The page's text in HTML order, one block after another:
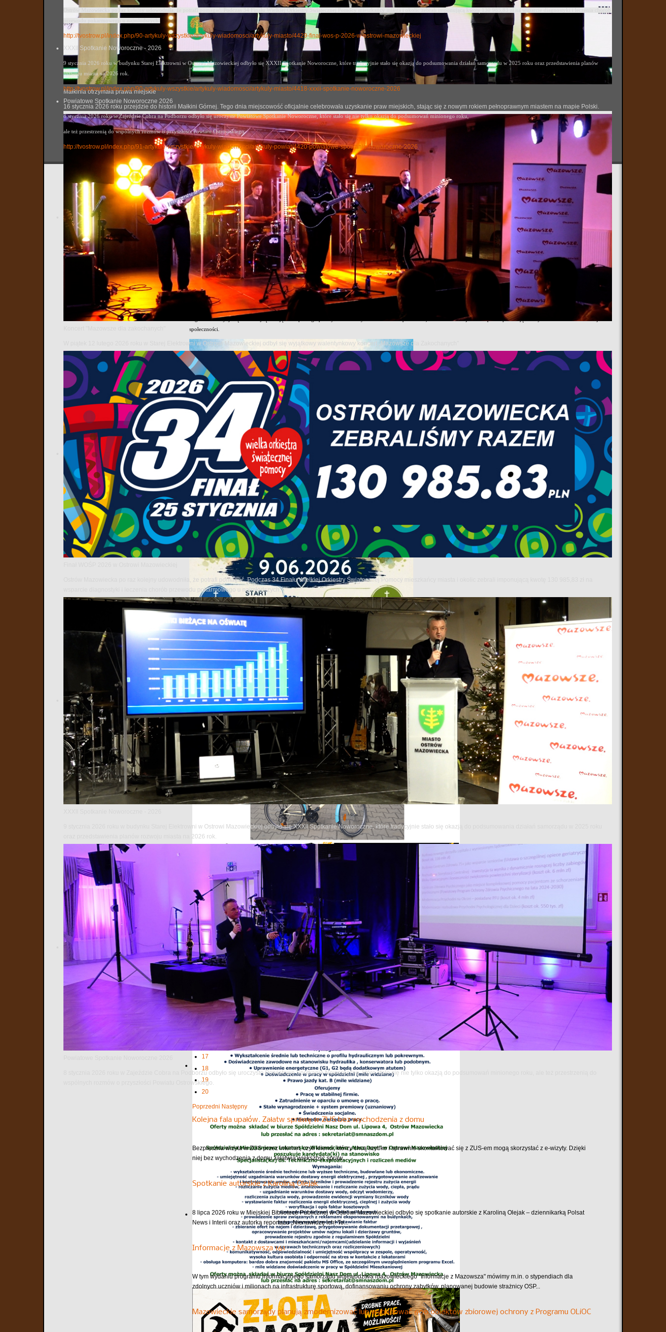
Małkinia otrzymała prawa miejskie
16 stycznia 2026 roku przejdzie do historii Małkini Górnej. Tego dnia miejscowość oficjalnie celebrowała uzyskanie praw miejskich, stając się z nowym rokiem pełnoprawnym miastem na mapie Polski.
W piątek 12 lutego 2026 roku w Starej Elektrowni w Ostrowi Mazowieckiej odbył się wyjątkowy walentynkowy koncert „Mazowsze dla Zakochanych”
Ostrów Mazowiecka po raz kolejny udowodniła, że potrafi pomagać. Podczas 34 Finału Wielkiej Orkiestry Świątecznej Pomocy mieszkańcy miasta i okolic zebrali imponującą kwotę 130 985,83 zł na
wsparcie diagnostyki i leczenia chorób przewodu pokarmowego u najmłodszych.
9 stycznia 2026 roku w budynku Starej Elektrowni w Ostrowi Mazowieckiej odbyło się XXXII Spotkanie Noworoczne, które tradycyjnie stało się okazją do podsumowania działań samorządu w 2025 roku
oraz przedstawienia planów rozwoju miasta na 2026 rok.
8 stycznia 2026 roku w Zajeździe Cobra na Podborzu odbyło się uroczyste Powiatowe Spotkanie Noworoczne, które stało się nie tylko okazją do podsumowań minionego roku, ale też przestrzenią do
wspólnych rozmów o przyszłości Powiatu Ostrowskiego.
http://tvostrow.pl/index.php/90-artykuly-wszystkie/artykuly-wiadomosci/artykuly-miasto/4429-final-wos-p-2026-w-ostrowi-mazowieckiej
XXXII Spotkanie Noworoczne - 2026
9 stycznia 2026 roku w budynku Starej Elektrowni w Ostrowi Mazowieckiej odbyło się XXXII Spotkanie Noworoczne, które tradycyjnie stało się okazjądo podsumowania działań samorządu w 2025 roku oraz przedstawienia planów
rozwoju miasta na 2026 rok.
http://tvostrow.pl/index.php/90-artykuly-wszystkie/artykuly-wiadomosci/artykuly-miasto/4418-xxxii-spotkanie-noworoczne-2026
Powiatowe Spotkanie Noworoczne 2026
8 stycznia 2026 roku w Zajeździe Cobra na Podborzu odbyło się uroczyste Powiatowe Spotkanie Noworoczne, które stało się nie tylko okazją do podsumowań minionego roku,
ale też przestrzenią do wspólnych rozmów o przyszłości Powiatu Ostrowskiego.
http://tvostrow.pl/index.php/91-artykuly-wszystkie/artykuly-wiadomosci/artykuly-powiat/4420-powiatowe-spotkanie-noworoczne-2026
Ostrowski Marsz dla Życia i Rodziny 2026 już 9 czerwca
tvostrow
Utworzono: 08 czerwiec 2026
Pod hasłem „Idziemy razem, bo życie jest darem!” 9 czerwca 2026 roku w Ostrowi Mazowieckiej odbędzie się Ostrowski Marsz dla Życia i Rodziny. Wydarzenie ma na celu
promocję wartości rodzinnych, szacunku dla życia oraz integrację mieszkańców miasta i okolic.
Marsz rozpocznie się o godzinie 18:00 przy kościele Chrystusa Dobrego Pasterza. Następnie uczestnicy przejdą ulicami miasta do kościoła Opatrzności Bożej, gdzie zakończy się
wspólne wydarzenie. Organizatorzy zachęcają do udziału całe rodziny, młodzież, seniorów oraz wszystkich mieszkańców, którzy chcą zamanifestować przywiązanie do wartości
życia i rodziny.
Marsz dla Życia i Rodziny od lat stanowi okazję do wspólnego spotkania, rozmowy i budowania więzi społecznych. Wydarzenie ma charakter otwarty i pokojowy, a jego uczestnicy
podkreślają znaczenie rodziny jako podstawowej wspólnoty społecznej oraz potrzebę troski o życie na każdym jego etapie.
Tegoroczna edycja będzie kolejną okazją do wspólnego przeżywania ważnych wartości oraz pokazania, że rodzina i wzajemne wsparcie pozostają istotnym fundamentem lokalnej
społeczności.
Źródło zdjęcia: Parafia Chrystusa Dobrego Pasterza
Najnowsze artykuły
3
6
7
8
9
10
14
16
17
18
19
20
Poprzedni Następny
Kolejna fala upałów. Załatw sprawę w ZUS bez wychodzenia z domu
Bezpieczna wizyta w ZUS przez internet, czyli klienci, którzy chcą szybko i sprawnie skontaktować się z ZUS-em mogą skorzystać z e-wizyty. Dzięki
niej bez wychodzenia z domu załatwią większość spraw...
Spotkanie autorskie z Karoliną Olejak
8 lipca 2026 roku w Miejskiej Bibliotece Publicznej w Ostrowi Mazowieckiej odbyło się spotkanie autorskie z Karoliną Olejak – dziennikarką Polsat
News i Interii oraz autorką reportażu „Nienawidzę ich! To...
Informacje z Mazowsza 161
W tym wydaniu programu informacyjnego samorządu województwa mazowieckiego "Informacje z Mazowsza" mówimy m.in. o stypendiach dla
zdolnych uczniów i milionach na infrastrukturę sportową, dofinansowaniu ochrony zabytków, planowanej budowie strażnicy OSP...
Mazowieckie samorządy planują zmodernizować lub wybudować 600 obiektów zbiorowej ochrony z Programu OLiOC